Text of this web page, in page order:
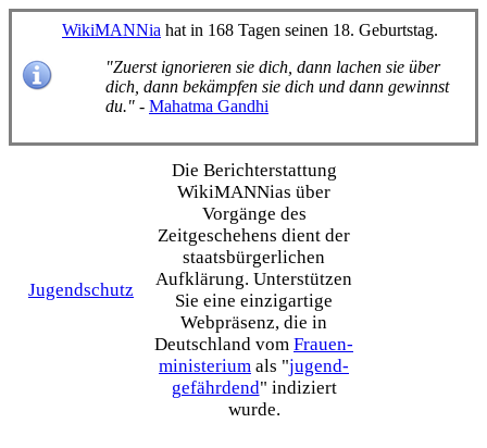
WikiMANNia hat in 168 Tagen seinen 18. Geburtstag.
"Zuerst ignorieren sie dich, dann lachen sie über
dich, dann bekämpfen sie dich und dann gewinnst
du." - Mahatma Gandhi
Jugendschutz
Die Bericht­erstattung
WikiMANNias über
Vorgänge des
Zeitgeschehens dient der
staats­bürgerlichen
Aufklärung. Unterstützen
Sie eine einzig­artige
Webpräsenz, die in
Deutschland vom Frauen­
ministerium als "jugend­
gefährdend" indiziert
wurde.